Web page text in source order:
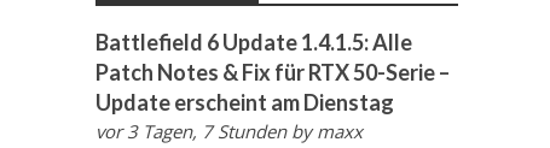
Battlefield 6 Update 1.4.1.5: Alle
Patch Notes & Fix für RTX 50-Serie –
Update erscheint am Dienstag
vor 3 Tagen, 7 Stunden bymaxx